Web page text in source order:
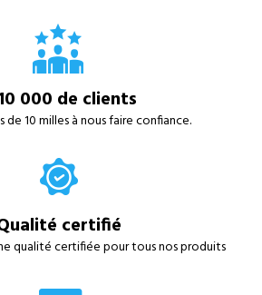
000 de clients
de 10 milles à nous faire confiance.
certifié
qualité certifiée pour tous nos produits